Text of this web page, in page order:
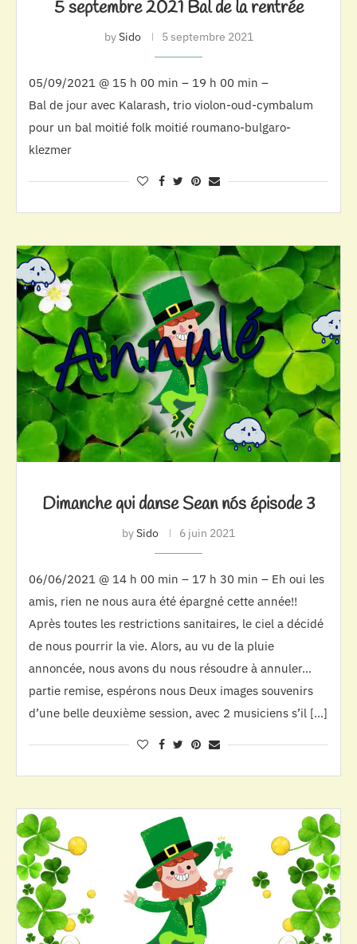
5 septembre 2021 Bal de la rentrée
bySido 5 septembre 2021
05/09/2021 @ 15 h 00 min – 19 h 00 min –
Bal de jour avec Kalarash, trio violon-oud-cymbalum
pour un bal moitié folk moitié roumano-bulgaro-
klezmer
Dimanche qui danse Sean nós épisode 3
bySido 6 juin 2021
06/06/2021 @ 14 h 00 min – 17 h 30 min – Eh oui les
amis, rien ne nous aura été épargné cette année!!
Après toutes les restrictions sanitaires, le ciel a décidé
de nous pourrir la vie. Alors, au vu de la pluie
annoncée, nous avons du nous résoudre à annuler…
partie remise, espérons nous Deux images souvenirs
d’une belle deuxième session, avec 2 musiciens s’il […]